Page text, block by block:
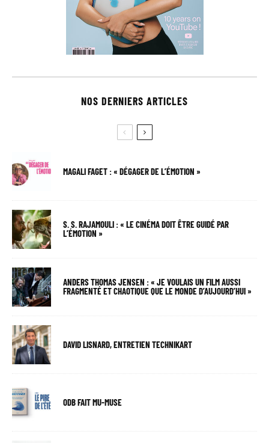
NOS DERNIERS ARTICLES
MAGALI FAGET : « DÉGAGER DE L’ÉMOTION »
S. S. RAJAMOULI : « LE CINÉMA DOIT ÊTRE GUIDÉ PAR
L’ÉMOTION »
ANDERS THOMAS JENSEN : « JE VOULAIS UN FILM AUSSI
FRAGMENTÉ ET CHAOTIQUE QUE LE MONDE D’AUJOURD’HUI »
DAVID LISNARD, ENTRETIEN TECHNIKART
ODB FAIT MU-MUSE